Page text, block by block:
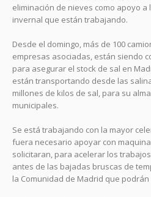
eliminación de nieves como apoyo
invernal que están trabajando.
Desde el domingo, más de 100
empresas asociadas, están siendo
para asegurar el stock de sal en
están transportando desde las
millones de kilos de sal, para su
municipales.
Se está trabajando con la mayor
fuera necesario apoyar con
solicitaran, para acelerar los
antes de las bajadas bruscas de
la Comunidad de Madrid que podrán